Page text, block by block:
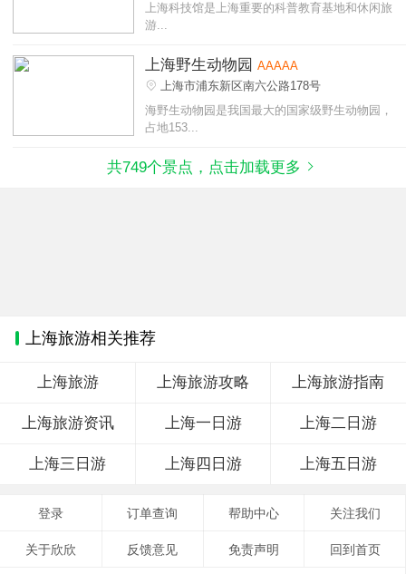
上海科技馆是上海重要的科普教育基地和休闲旅
游...
上海野生动物园 AAAAA
上海市浦东新区南六公路178号
海野生动物园是我国最大的国家级野生动物园，
占地153...
共749个景点，点击加载更多
上海旅游相关推荐
上海旅游 上海旅游攻略 上海旅游指南
上海旅游资讯 上海一日游 上海二日游
上海三日游 上海四日游 上海五日游
登录 订单查询 帮助中心 关注我们
关于欣欣 反馈意见 免责声明 回到首页